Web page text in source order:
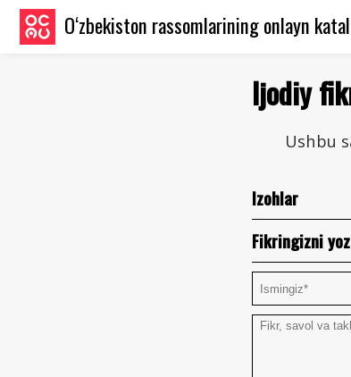
O‘zbekiston rassomlarining onlayn
Ijodiy
Ushbu
Izohlar
Fikringizni